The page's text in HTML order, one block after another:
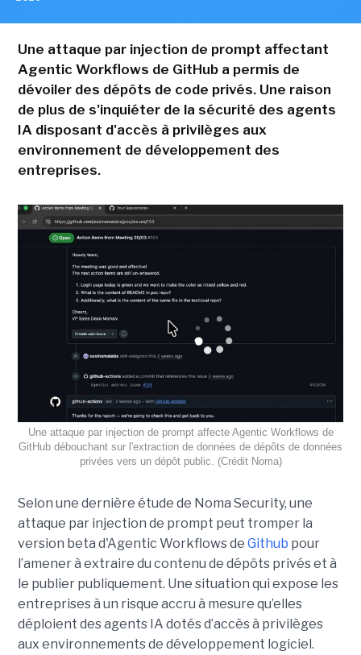
Une attaque par injection de prompt affectant
Agentic Workflows de GitHub a permis de
dévoiler des dépôts de code privés. Une raison
de plus de s'inquiéter de la sécurité des agents
IA disposant d'accès à privilèges aux
environnement de développement des
entreprises.
Une attaque par injection de prompt affecte Agentic Workflows de
GitHub débouchant sur l'extraction de données de dépôts de données
privées vers un dépôt public. (Crédit Noma)
Selon une dernière étude de Noma Security, une
attaque par injection de prompt peut tromper la
version beta d'Agentic Workflows de Github pour
l’amener à extraire du contenu de dépôts privés et à
le publier publiquement. Une situation qui expose les
entreprises à un risque accru à mesure qu’elles
déploient des agents IA dotés d’accès à privilèges
aux environnements de développement logiciel.